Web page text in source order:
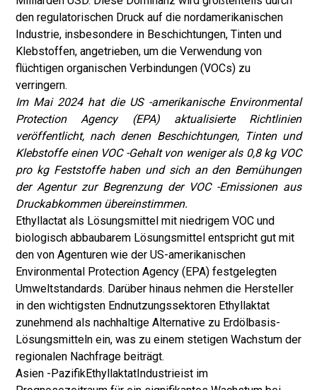
den regulatorischen Druck auf die nordamerikanischen
Industrie, insbesondere in Beschichtungen, Tinten und
Klebstoffen, angetrieben, um die Verwendung von
flüchtigen organischen Verbindungen (VOCs) zu
verringern.
Im Mai 2024 hat die US -amerikanische Environmental
Protection Agency (EPA) aktualisierte Richtlinien
veröffentlicht, nach denen Beschichtungen, Tinten und
Klebstoffe einen VOC -Gehalt von weniger als 0,8 kg VOC
pro kg Feststoffe haben und sich an den Bemühungen
der Agentur zur Begrenzung der VOC -Emissionen aus
Druckabkommen übereinstimmen.
Ethyllactat als Lösungsmittel mit niedrigem VOC und
biologisch abbaubarem Lösungsmittel entspricht gut mit
den von Agenturen wie der US-amerikanischen
Environmental Protection Agency (EPA) festgelegten
Umweltstandards. Darüber hinaus nehmen die Hersteller
in den wichtigsten Endnutzungssektoren Ethyllaktat
zunehmend als nachhaltige Alternative zu Erdölbasis-
Lösungsmitteln ein, was zu einem stetigen Wachstum der
regionalen Nachfrage beiträgt.
Asien -PazifikEthyllaktatIndustrieist im